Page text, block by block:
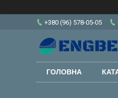
+380 (96) 578-05-05
ГОЛОВНА